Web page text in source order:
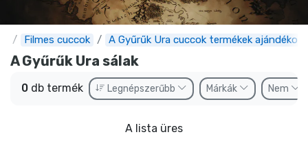
Filmes cuccok A Gyűrűk Ura cuccok termékek ajándékok
A Gyűrűk Ura sálak
0 db termék Legnépszerűbb Márkák Nem
A lista üres
Akciós ajánlatok
Express szállítás
Előrendelhető cuccok
Outlet cuccok